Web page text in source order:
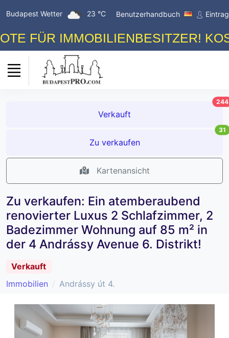
Budapest Wetter 23 °C Benutzerhandbuch
FÜR IMMOBILIENBESITZER!
Verkauft
244
Zu verkaufen
31
Kartenansicht
Zu verkaufen: Ein atemberaubend
renovierter Luxus 2 Schlafzimmer, 2
Badezimmer Wohnung auf 85 m² in
der 4 Andrássy Avenue 6. Distrikt!
Verkauft
Immobilien
Andrássy út 4.